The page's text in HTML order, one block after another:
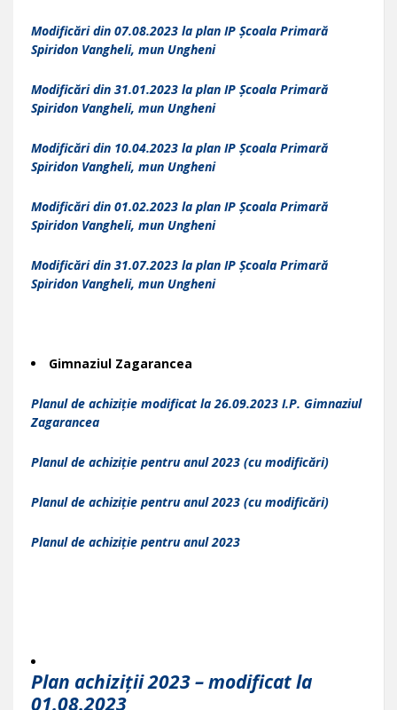
Modificări din 07.08.2023 la plan IP Școala Primară
Spiridon Vangheli, mun Ungheni
Modificări din 31.01.2023 la plan IP Școala Primară
Spiridon Vangheli, mun Ungheni
Modificări din 10.04.2023 la plan IP Școala Primară
Spiridon Vangheli, mun Ungheni
Modificări din 01.02.2023 la plan IP Școala Primară
Spiridon Vangheli, mun Ungheni
Modificări din 31.07.2023 la plan IP Școala Primară
Spiridon Vangheli, mun Ungheni
Gimnaziul Zagarancea
Planul de achiziție modificat la 26.09.2023 I.P. Gimnaziul
Zagarancea
Planul de achiziție pentru anul 2023 (cu modificări)
Planul de achiziție pentru anul 2023 (cu modificări)
Planul de achiziție pentru anul 2023
Plan achiziții 2023 – modificat la
01.08.2023